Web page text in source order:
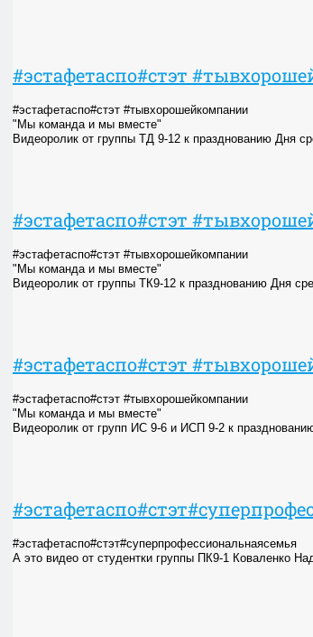
#эстафетаспо#стэт
#эстафетаспо#стэт #тывхорошейкомпании
"Мы команда и мы вместе"
Видеоролик от группы ТД 9-12 к празднованию Дня
#эстафетаспо#стэт
#эстафетаспо#стэт #тывхорошейкомпании
"Мы команда и мы вместе"
Видеоролик от группы ТК9-12 к празднованию Дня
#эстафетаспо#стэт
#эстафетаспо#стэт #тывхорошейкомпании
"Мы команда и мы вместе"
Видеоролик от групп ИС 9-6 и ИСП 9-2 к
#эстафетаспо#стэт#суперпрофессиональнаясемья
А это видео от студентки группы ПК9-1 Коваленко